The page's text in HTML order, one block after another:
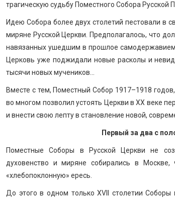
трагическую судьбу Поместного Собора Русской
Идею Собора более двух столетий пестовали в
миряне Русской Церкви. Предполагалось, что
навязанных ушедшим в прошлое
Церковь уже поджидали новые расколы и
тысячи новых мучеников…
Вместе с тем, Поместный Собор 1917–1918
во многом позволил устоять Церкви в ХХ веке
и внести свою лепту в становление новой,
Первый за два с
Поместные Соборы в Русской Церкви не
духовенство и миряне собирались в Москве,
«хлебопоклонную» ересь.
До этого в одном только XVII столетии